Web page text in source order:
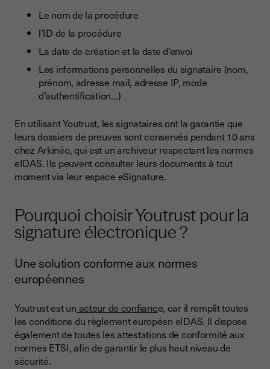
Le nom de la procédure
l’ID de la procédure
La date de création et la date d’envoi
Les informations personnelles du signataire (nom,
prénom, adresse mail, adresse IP, mode
d’authentification…)
En utilisant Youtrust, les signataires ont la garantie que
leurs dossiers de preuves sont conservés pendant 10 ans
chez Arkinéo, qui est un archiveur respectant les normes
eIDAS. Ils peuvent consulter leurs documents à tout
moment via leur espace eSignature.
Pourquoi choisir Youtrust pour la
signature électronique ?
Une solution conforme aux normes
européennes
Youtrust est un acteur de confiance, car il remplit toutes
les conditions du règlement européen eIDAS. Il dispose
également de toutes les attestations de conformité aux
normes ETSI, afin de garantir le plus haut niveau de
sécurité.